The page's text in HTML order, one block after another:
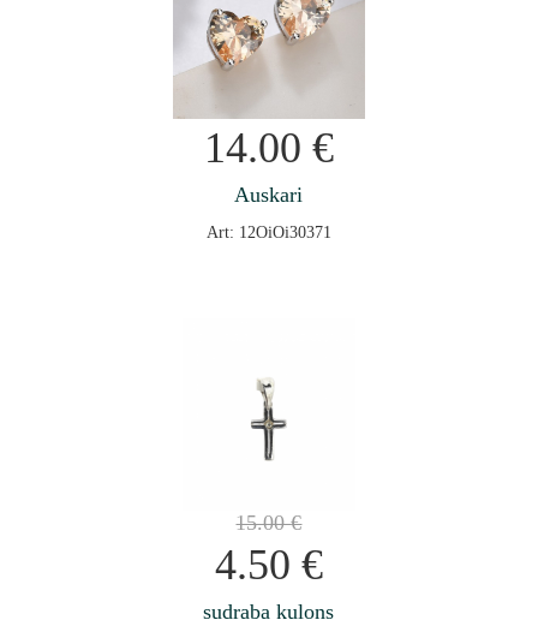
14.00 €
Auskari
Art: 12OiOi30371
15.00€
4.50 €
sudraba kulons